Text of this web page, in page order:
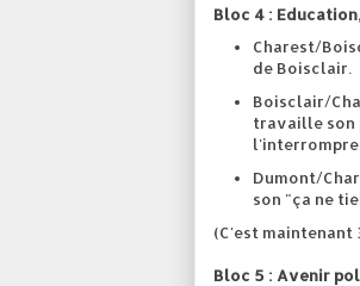
Bloc 4 :
Charest/
de Boisclair.
Boisclair/
travaille son
l'interrompre.
Dumont/
son "ça ne
(C'est maintenant
Bloc 5 : Avenir